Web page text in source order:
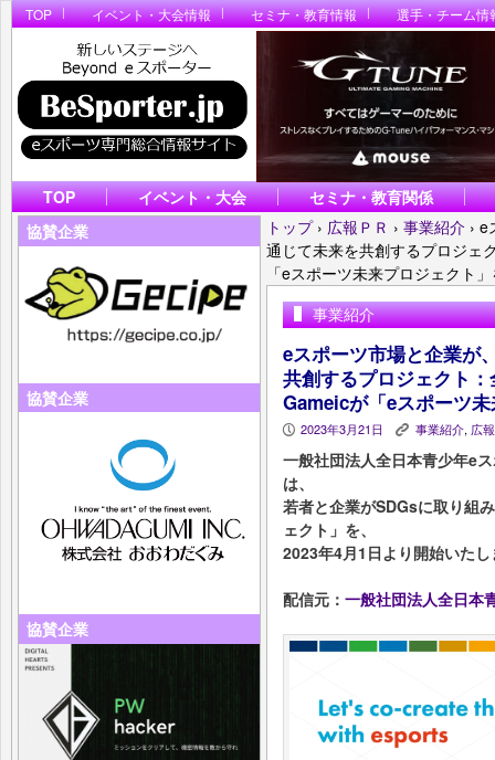
TOP イベント・大会情報 セミナ・教育情報 選手・チーム情
TOP イベント・大会
セミナ・教育関係
協賛企業
協賛企業
協賛企業
トップ › 広報ＰＲ › 事業紹介 › e
通じて未来を共創するプロジェ
「eスポーツ未来プロジェクト
事業紹介
eスポーツ市場と企業が
共創するプロジェクト
Gameicが「eスポーツ
P 2023年3月21日 K 事業紹介, 広
一般社団法人全日本青少年e
は、
若者と企業がSDGsに取り組
ェクト」を、
2023年4月1日より開始いたし
配信元： 一般社団法人全日本